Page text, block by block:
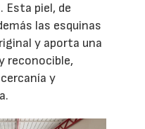
Esta piel, de
las esquinas
y aporta una
reconocible,
y